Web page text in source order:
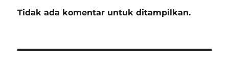
Tidak ada komentar untuk ditampilkan.